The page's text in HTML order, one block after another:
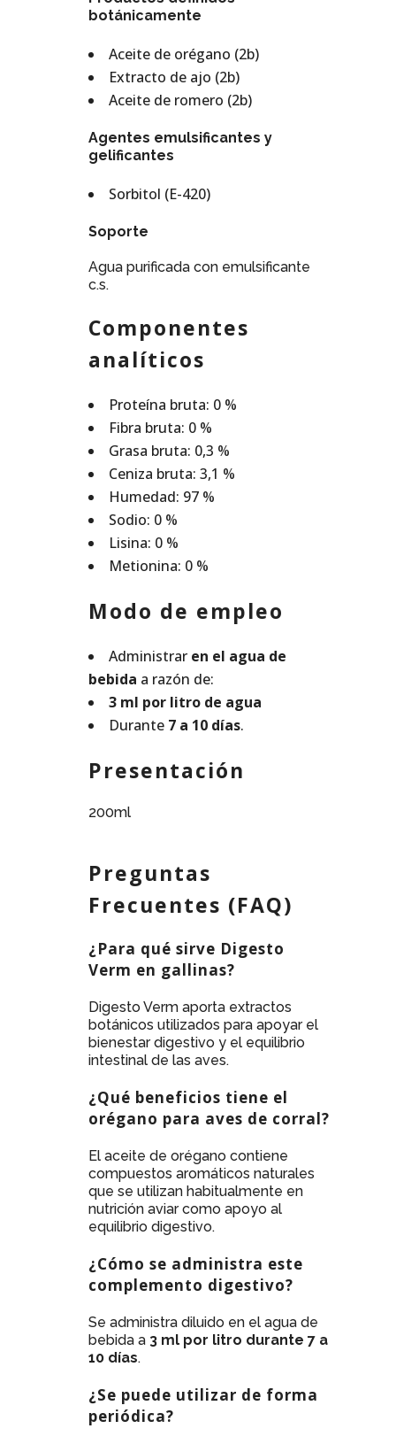
botánicamente
Aceite de orégano (2b)
Extracto de ajo (2b)
Aceite de romero (2b)
Agentes emulsificantes y
gelificantes
Sorbitol (E-420)
Soporte
Agua purificada con emulsificante
c.s.
Componentes
analíticos
Proteína bruta: 0 %
Fibra bruta: 0 %
Grasa bruta: 0,3 %
Ceniza bruta: 3,1 %
Humedad: 97 %
Sodio: 0 %
Lisina: 0 %
Metionina: 0 %
Modo de empleo
Administrar en el agua de
bebida a razón de:
3 ml por litro de agua
Durante 7 a 10 días.
Presentación
200ml
Preguntas
Frecuentes (FAQ)
¿Para qué sirve Digesto
Verm en gallinas?
Digesto Verm aporta extractos
botánicos utilizados para apoyar el
bienestar digestivo y el equilibrio
intestinal de las aves.
¿Qué beneficios tiene el
orégano para aves de corral?
El aceite de orégano contiene
compuestos aromáticos naturales
que se utilizan habitualmente en
nutrición aviar como apoyo al
equilibrio digestivo.
¿Cómo se administra este
complemento digestivo?
Se administra diluido en el agua de
bebida a 3 ml por litro durante 7 a
10 días.
¿Se puede utilizar de forma
periódica?